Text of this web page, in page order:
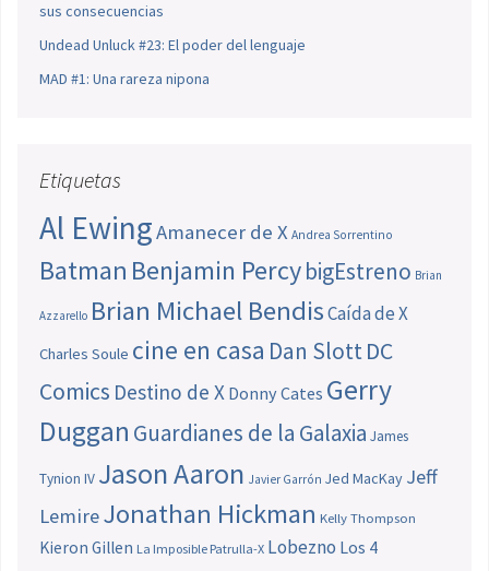
sus consecuencias
Undead Unluck #23: El poder del lenguaje
MAD #1: Una rareza nipona
Etiquetas
Al EwingAmanecer de X Andrea Sorrentino
Batman Benjamin PercybigEstreno Brian
Azzarello Brian Michael BendisCaída de X
Charles Soule cine en casa Dan SlottDC
Comics Destino de X Donny Cates Gerry
Duggan Guardianes de la Galaxia James
Tynion IV Jason Aaron Javier Garrón Jed MacKay Jeff
LemireJonathan Hickman Kelly Thompson
Kieron Gillen La Imposible Patrulla-X Lobezno Los 4